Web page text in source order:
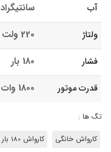
آب
سانتیگراد
ولتاژ 220 ولت
فشار 180 بار
قدرت موتور 1800 وات
تگ ها :
کارواش خانگی کارواش 180 بار